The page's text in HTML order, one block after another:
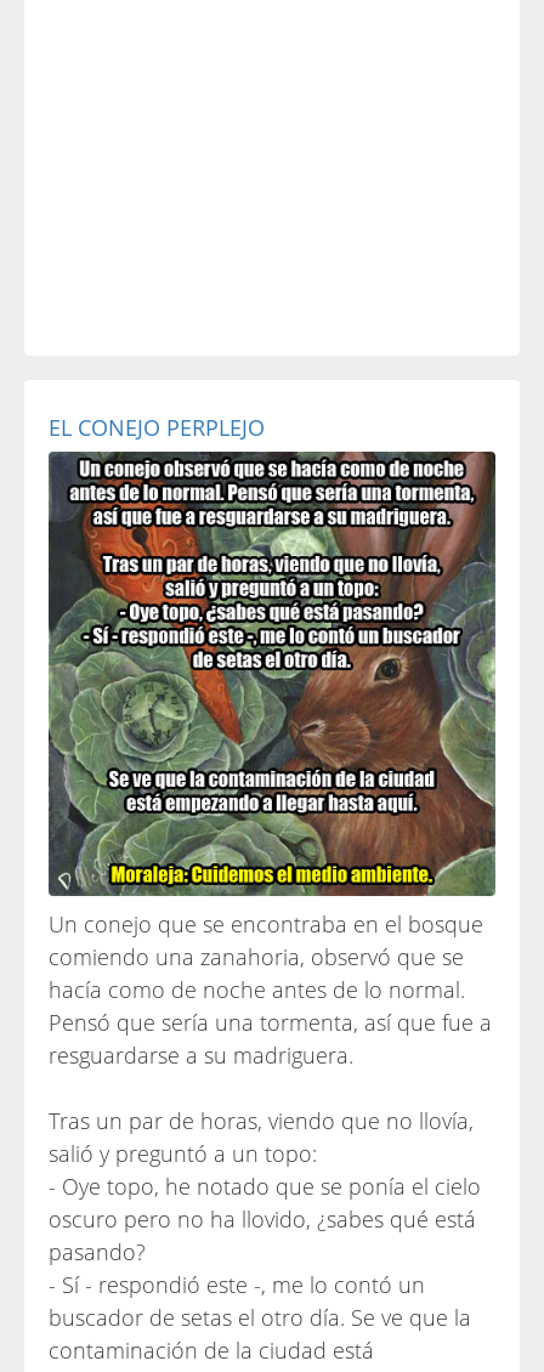
EL CONEJO PERPLEJO
Un conejo que se encontraba en el bosque
comiendo una zanahoria, observó que se
hacía como de noche antes de lo normal.
Pensó que sería una tormenta, así que fue a
resguardarse a su madriguera.
Tras un par de horas, viendo que no llovía,
salió y preguntó a un topo:
- Oye topo, he notado que se ponía el cielo
oscuro pero no ha llovido, ¿sabes qué está
pasando?
- Sí - respondió este -, me lo contó un
buscador de setas el otro día. Se ve que la
contaminación de la ciudad está